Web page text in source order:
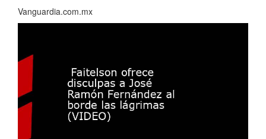
Vanguardia.com.mx